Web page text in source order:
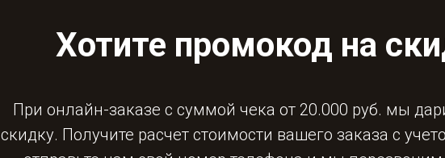
Хотите промокод на
При онлайн-заказе с суммой чека от 20.000 руб. мы
скидку. Получите расчет стоимости вашего заказа с